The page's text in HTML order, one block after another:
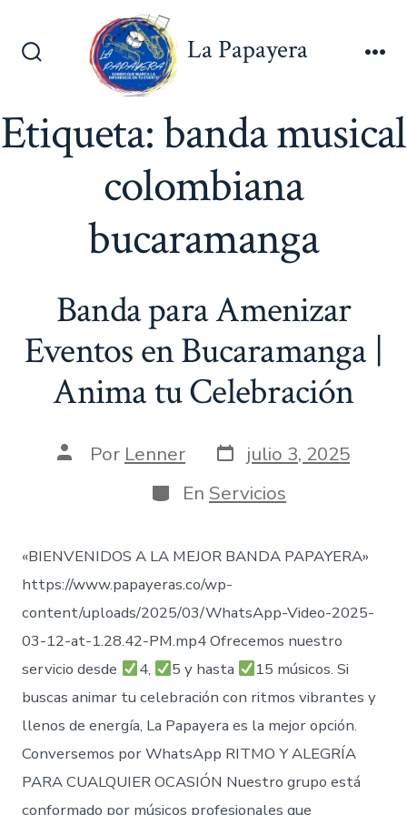
Alternar
La Papayera
Etiqueta:banda musical
colombiana
bucaramanga
Banda para Amenizar
Eventos en Bucaramanga |
Anima tu Celebración
AutorPor Lenner Fecha
de
publicación
julio 3, 2025
Categorías
En Servicios
«BIENVENIDOS A LA MEJOR BANDA PAPAYERA»
https://www.papayeras.co/wp-
content/uploads/2025/03/WhatsApp-Video-2025-
03-12-at-1.28.42-PM.mp4 Ofrecemos nuestro
servicio desde
4, 5 y hasta
15 músicos. Si
buscas animar tu celebración con ritmos vibrantes y
llenos de energía, La Papayera es la mejor opción.
Conversemos por WhatsApp RITMO Y ALEGRÍA
PARA CUALQUIER OCASIÓN Nuestro grupo está
conformado por músicos profesionales que